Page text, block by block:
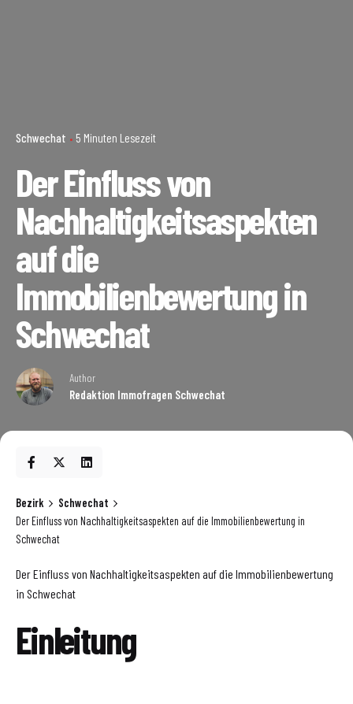
Schwechat 5 Minuten Lesezeit
Der Einfluss von
Nachhaltigkeitsaspekten
auf die
Immobilienbewertung in
Schwechat
Author
Redaktion Immofragen Schwechat
Bezirk
Schwechat
Der Einfluss von Nachhaltigkeitsaspekten auf die Immobilienbewertung in
Schwechat
Der Einfluss von Nachhaltigkeitsaspekten auf die Immobilienbewertung
in Schwechat
Einleitung